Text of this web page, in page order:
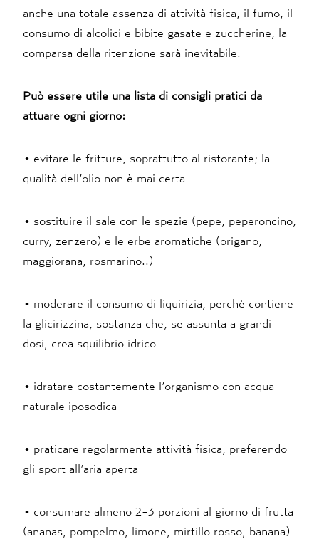
anche una totale assenza di attività fisica, il fumo, il
consumo di alcolici e bibite gasate e zuccherine, la
comparsa della ritenzione sarà inevitabile.
Può essere utile una lista di consigli pratici da
attuare ogni giorno:
• evitare le fritture, soprattutto al ristorante; la
qualità dell’olio non è mai certa
• sostituire il sale con le spezie (pepe, peperoncino,
curry, zenzero) e le erbe aromatiche (origano,
maggiorana, rosmarino..)
• moderare il consumo di liquirizia, perchè contiene
la glicirizzina, sostanza che, se assunta a grandi
dosi, crea squilibrio idrico
• idratare costantemente l’organismo con acqua
naturale iposodica
• praticare regolarmente attività fisica, preferendo
gli sport all’aria aperta
• consumare almeno 2-3 porzioni al giorno di frutta
(ananas, pompelmo, limone, mirtillo rosso, banana)